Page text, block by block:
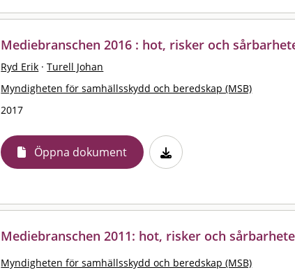
Mediebranschen 2016 : hot, risker och
Ryd Erik · Turell Johan
Myndigheten för samhällsskydd och beredskap (MSB)
2017
Öppna dokument
Mediebranschen 2011: hot, risker och
Myndigheten för samhällsskydd och beredskap (MSB)